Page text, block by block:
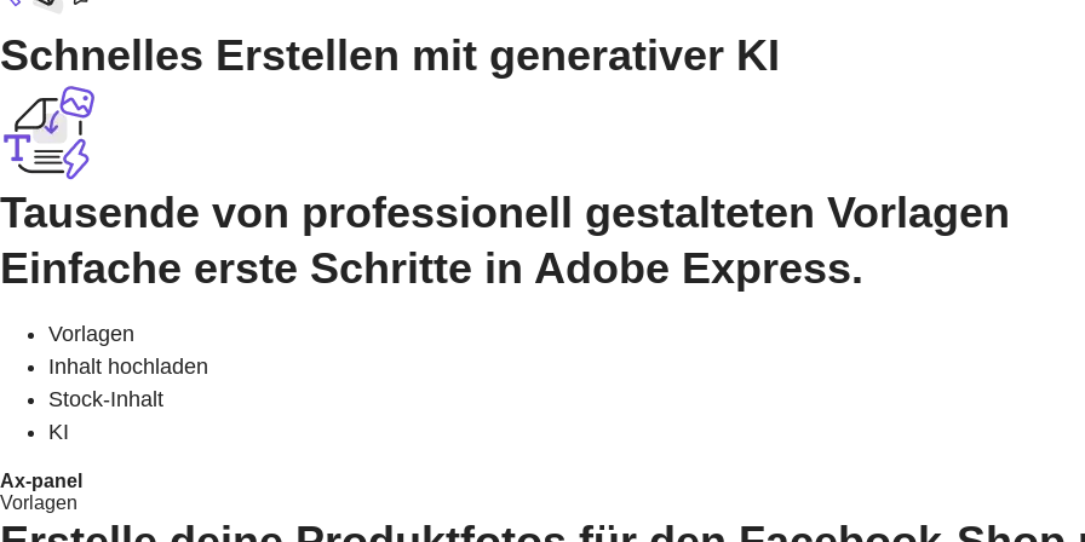
Schnelles Erstellen mit generativer KI
Tausende von professionell gestalteten Vorlagen
Einfache erste Schritte in Adobe Express.
Vorlagen
Inhalt hochladen
Stock-Inhalt
KI
Ax-panel
Vorlagen